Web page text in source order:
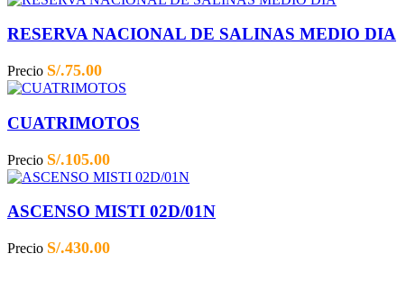
RESERVA NACIONAL DE SALINAS MEDIO DIA
Precio S/.75.00
CUATRIMOTOS
Precio S/.105.00
ASCENSO MISTI 02D/01N
Precio S/.430.00